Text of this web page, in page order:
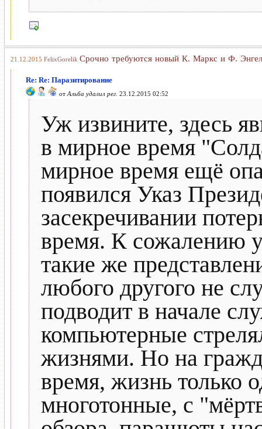
21.12.2015 FelixGorelik Срочно требуются новый К. Маркс и Ф.
Re: Re: Паразитирование
от Альба удалил рег. 23.12.2015 02:52
Уж извините, здесь
в мирное время
мирное время ещё
появился Указ
засекречивании
время. К сожалению
такие же
любого другого не
подводит в начале
компьютерные
жизнями. Но на
время, жизнь только
многотонные, с